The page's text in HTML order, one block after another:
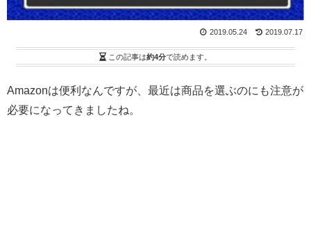
2019.07.17
2019.05.24
この記事は約4分で読めます。
Amazonは便利なんですが、最近は商品を選ぶのにも注意が
必要になってきましたね。